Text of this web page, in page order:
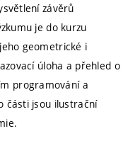
závěrů
je do kurzu
geometrické i
úloha a přehled o
programování a
části jsou ilustrační